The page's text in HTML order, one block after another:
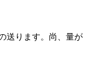
送ります。尚、量が